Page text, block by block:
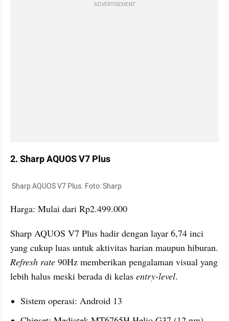
ADVERTISEMENT
2. Sharp AQUOS V7 Plus
Sharp AQUOS V7 Plus. Foto: Sharp
Harga: Mulai dari Rp2.499.000
Sharp AQUOS V7 Plus hadir dengan layar 6,74 inci
Refresh rate 90Hz memberikan pengalaman visual yang
lebih halus meski berada di kelas entry-level.
Sistem operasi: Android 13